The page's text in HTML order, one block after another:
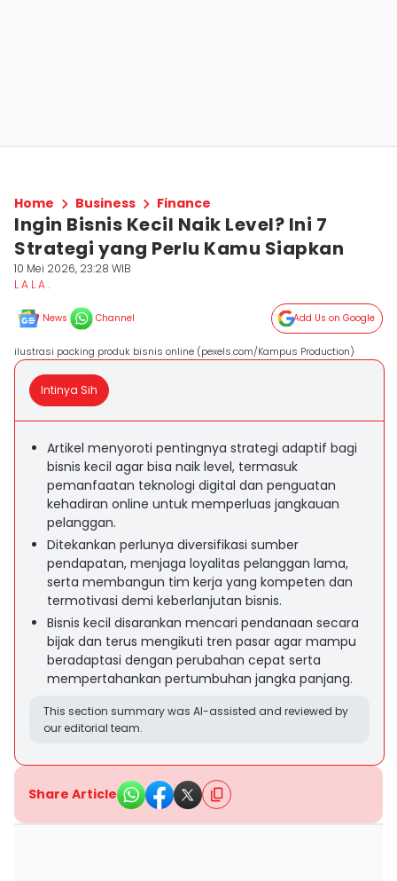
Home Business Finance
Ingin Bisnis Kecil Naik Level? Ini 7
Strategi yang Perlu Kamu Siapkan
10 Mei 2026, 23:28 WIB
L A L A .
News Channel Add Us on Google
ilustrasi packing produk bisnis online (pexels.com/Kampus Production)
Intinya Sih
Artikel menyoroti pentingnya strategi adaptif bagi
bisnis kecil agar bisa naik level, termasuk
pemanfaatan teknologi digital dan penguatan
kehadiran online untuk memperluas jangkauan
pelanggan.
Ditekankan perlunya diversifikasi sumber
pendapatan, menjaga loyalitas pelanggan lama,
serta membangun tim kerja yang kompeten dan
termotivasi demi keberlanjutan bisnis.
Bisnis kecil disarankan mencari pendanaan secara
bijak dan terus mengikuti tren pasar agar mampu
beradaptasi dengan perubahan cepat serta
mempertahankan pertumbuhan jangka panjang.
This section summary was AI-assisted and reviewed by
our editorial team.
Share Article